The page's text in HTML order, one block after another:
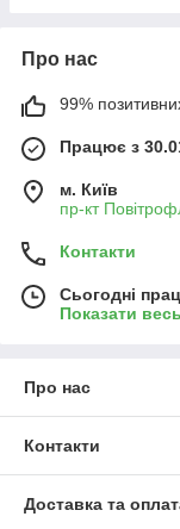
Про нас
99%
Працює з
м. Київ
пр-кт
Контакти
Сьогодні
Показати
Про нас
Контакти
Доставка та